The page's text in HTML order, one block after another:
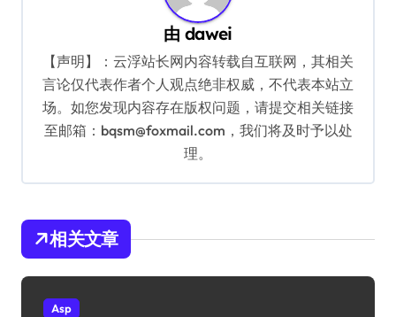
由dawei
【声明】：云浮站长网内容转载自互联网，其相关
言论仅代表作者个人观点绝非权威，不代表本站立
场。如您发现内容存在版权问题，请提交相关链接
至邮箱：bqsm@foxmail.com，我们将及时予以处
理。
相关文章
Asp